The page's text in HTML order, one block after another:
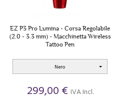
EZ P3 Pro Lumina - Corsa Regolabile
(2.0 - 3.3 mm) - Macchinetta Wireless
Tattoo Pen
Nero
299,00 € IVA Incl.